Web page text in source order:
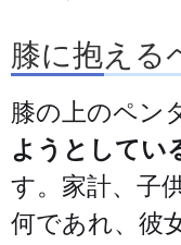
膝に抱える
膝の上のペン
ようとしてい
す。家計、子
何であれ、彼